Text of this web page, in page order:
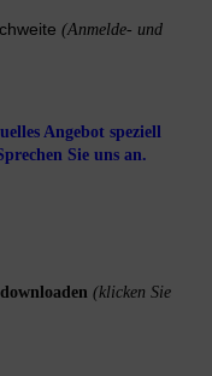
(Anmelde- und
Angebot speziell
Sie uns an.
(klicken Sie